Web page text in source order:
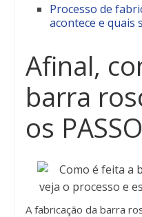
Processo de
acontece e quais
Afinal,
barra
os
A fabricação da barra